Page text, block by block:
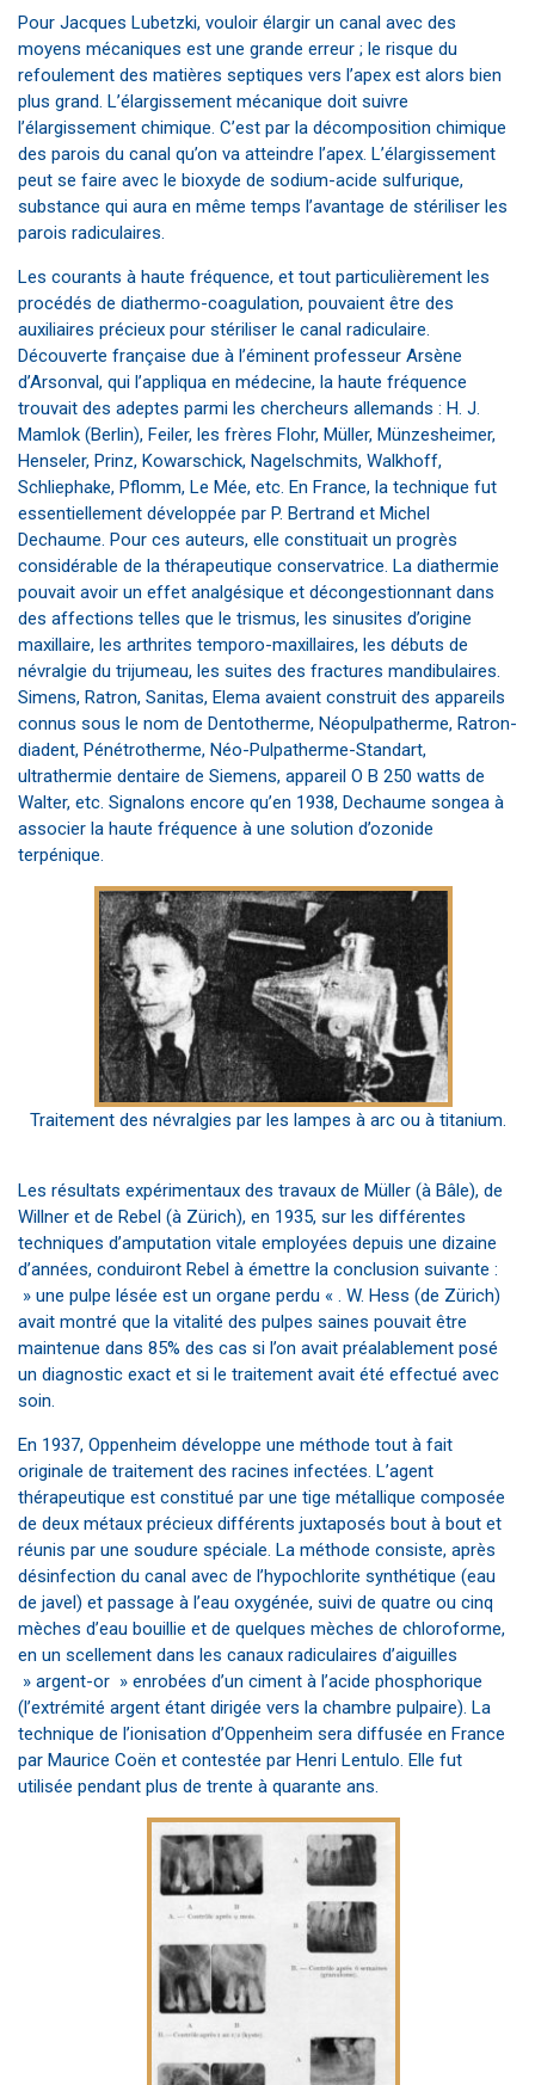
Pour Jacques Lubetzki, vouloir élargir un canal avec des
moyens mécaniques est une grande erreur ; le risque du
refoulement des matières septiques vers l’apex est alors bien
plus grand. L’élargissement mécanique doit suivre
l’élargissement chimique. C’est par la décomposition chimique
des parois du canal qu’on va atteindre l’apex. L’élargissement
peut se faire avec le bioxyde de sodium-acide sulfurique,
substance qui aura en même temps l’avantage de stériliser les
parois radiculaires.
Les courants à haute fréquence, et tout particulièrement les
procédés de diathermo-coagulation, pouvaient être des
auxiliaires précieux pour stériliser le canal radiculaire.
Découverte française due à l’éminent professeur Arsène
d’Arsonval, qui l’appliqua en médecine, la haute fréquence
trouvait des adeptes parmi les chercheurs allemands : H. J.
Mamlok (Berlin), Feiler, les frères Flohr, Müller, Münzesheimer,
Henseler, Prinz, Kowarschick, Nagelschmits, Walkhoff,
Schliephake, Pflomm, Le Mée, etc. En France, la technique fut
essentiellement développée par P. Bertrand et Michel
Dechaume. Pour ces auteurs, elle constituait un progrès
considérable de la thérapeutique conservatrice. La diathermie
pouvait avoir un effet analgésique et décongestionnant dans
des affections telles que le trismus, les sinusites d’origine
maxillaire, les arthrites temporo-maxillaires, les débuts de
névralgie du trijumeau, les suites des fractures mandibulaires.
Simens, Ratron, Sanitas, Elema avaient construit des appareils
connus sous le nom de Dentotherme, Néopulpatherme, Ratron-
diadent, Pénétrotherme, Néo-Pulpatherme-Standart,
ultrathermie dentaire de Siemens, appareil O B 250 watts de
Walter, etc. Signalons encore qu’en 1938, Dechaume songea à
associer la haute fréquence à une solution d’ozonide
terpénique.
Traitement des névralgies par les lampes à arc ou à titanium.
Les résultats expérimentaux des travaux de Müller (à Bâle), de
Willner et de Rebel (à Zürich), en 1935, sur les différentes
techniques d’amputation vitale employées depuis une dizaine
d’années, conduiront Rebel à émettre la conclusion suivante :
» une pulpe lésée est un organe perdu « . W. Hess (de Zürich)
avait montré que la vitalité des pulpes saines pouvait être
maintenue dans 85% des cas si l’on avait préalablement posé
un diagnostic exact et si le traitement avait été effectué avec
soin.
En 1937, Oppenheim développe une méthode tout à fait
originale de traitement des racines infectées. L’agent
thérapeutique est constitué par une tige métallique composée
de deux métaux précieux différents juxtaposés bout à bout et
réunis par une soudure spéciale. La méthode consiste, après
désinfection du canal avec de l’hypochlorite synthétique (eau
de javel) et passage à l’eau oxygénée, suivi de quatre ou cinq
mèches d’eau bouillie et de quelques mèches de chloroforme,
en un scellement dans les canaux radiculaires d’aiguilles
» argent-or » enrobées d’un ciment à l’acide phosphorique
(l’extrémité argent étant dirigée vers la chambre pulpaire). La
technique de l’ionisation d’Oppenheim sera diffusée en France
par Maurice Coën et contestée par Henri Lentulo. Elle fut
utilisée pendant plus de trente à quarante ans.